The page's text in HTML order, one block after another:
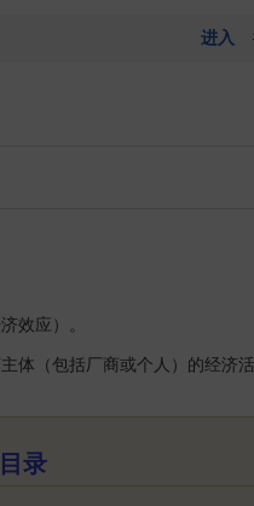
效应）。
（包括厂商或个人）的经济
目录